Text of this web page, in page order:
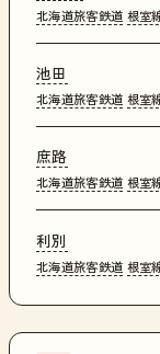
北海道旅客鉄道 根室
池田
北海道旅客鉄道 根室
庶路
北海道旅客鉄道 根室
利別
北海道旅客鉄道 根室